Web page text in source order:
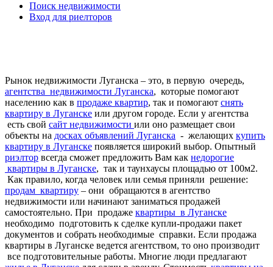
Поиск недвижимости
Вход для риелторов
Рынок недвижимости Луганска – это, в первую очередь,
агентства недвижимости Луганска, которые помогают
населению как в продаже квартир, так и помогают снять
квартиру в Луганске или другом городе. Если у агентства
есть свой сайт недвижимости или оно размещает свои
объекты на досках объявлений Луганска - желающих купить
квартиру в Луганске появляется широкий выбор. Опытный
риэлтор всегда сможет предложить Вам как недорогие
квартиры в Луганске, так и таунхаусы площадью от 100м2.
Как правило, когда человек или семья приняли решение:
продам квартиру – они обращаются в агентство
недвижимости или начинают заниматься продажей
самостоятельно. При продаже квартиры в Луганске
необходимо подготовить к сделке купли-продажи пакет
документов и собрать необходимые справки. Если продажа
квартиры в Луганске ведется агентством, то оно производит
все подготовительные работы. Многие люди предлагают